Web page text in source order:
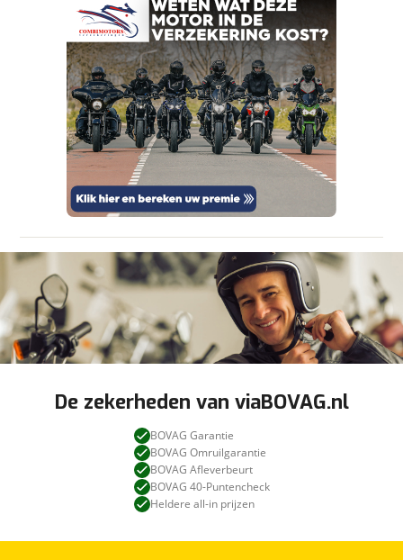
aanbieder te brengen. Lees hier meer over in
onzeprivacyverklaring .
Verstuur mijn vraag
viaBOVAG.nl verwerkt je persoonsgegevens
om je aanvraag zo goed mogelijk bij de
aanbieder te brengen. Lees hier meer over in
onzeprivacyverklaring .
Stuur mijn bevinding door
De zekerheden van viaBOVAG.nl
BOVAG Garantie
BOVAG Omruilgarantie
BOVAG Afleverbeurt
BOVAG 40-Puntencheck
Heldere all-in prijzen